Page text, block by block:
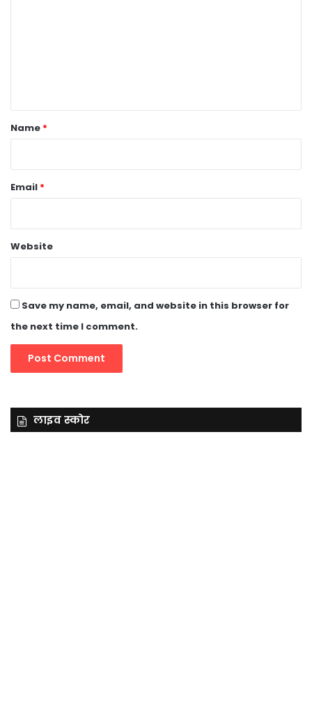
*
Name *
Email *
Website
Save my name, email, and website in this browser for
the next time I comment.
लाइव स्कोर